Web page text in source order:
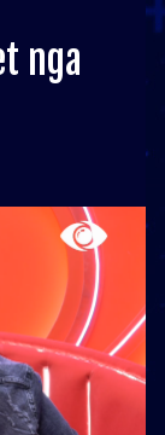
nga